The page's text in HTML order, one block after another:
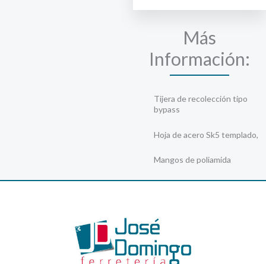
Más
Información:
Tijera de recolección tipo
bypass
Hoja de acero Sk5 templado,
Mangos de poliamida